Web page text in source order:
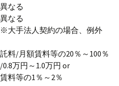
なる
なる
手法人契約の場合、例外
/月額賃料等の20％～100％
万円～1.0万円 or
等の1％～2％